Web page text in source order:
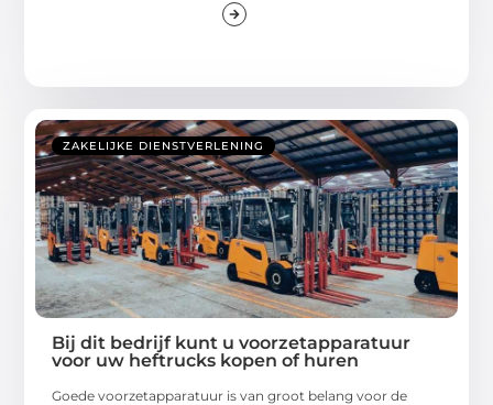
ZAKELIJKE DIENSTVERLENING
Bij dit bedrijf kunt u voorzetapparatuur
voor uw heftrucks kopen of huren
Goede voorzetapparatuur is van groot belang voor de